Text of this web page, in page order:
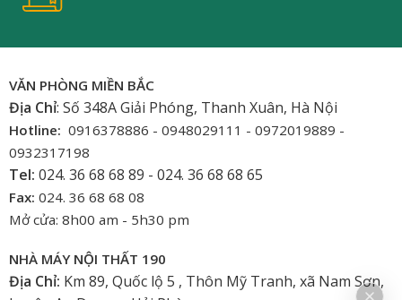
VĂN PHÒNG MIỀN BẮC
Địa Chỉ: Số 348A Giải Phóng, Thanh Xuân, Hà Nội
Hotline: 0916378886 - 0948029111 - 0972019889 -
0932317198
Tel: 024. 36 68 68 89 - 024. 36 68 68 65
Fax: 024. 36 68 68 08
Mở cửa: 8h00 am - 5h30 pm
NHÀ MÁY NỘI THẤT 190
Địa Chỉ: Km 89, Quốc lộ 5 , Thôn Mỹ Tranh, xã Nam Sơn,